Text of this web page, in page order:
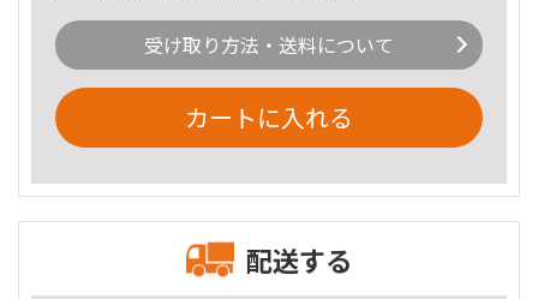
受け取り方法・送料について
カートに入れる
配送する